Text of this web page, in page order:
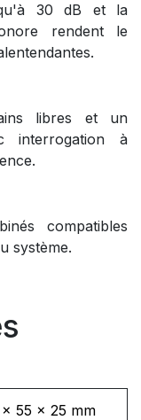
30 dB et la
rendent le
libres et un
interrogation à
compatibles
système.
x 55 x 25 mm